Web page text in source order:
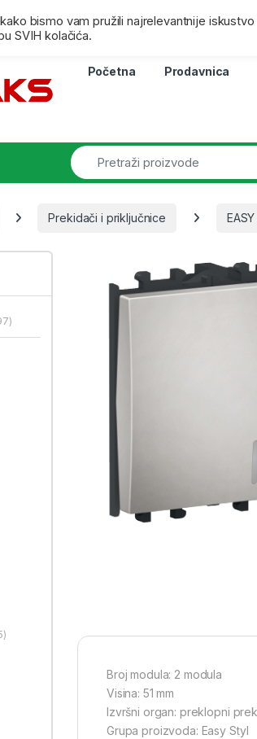
preko 4000,00 dinara
Početna Prodavnica
Prekidači i priključnice
Broj modula: 2 modula
Visina: 51 mm
Izvršni organ: preklopni
Grupa proizvoda: Easy Styl
bismo vam pružili najrelevantnije
SVIH kolačića.